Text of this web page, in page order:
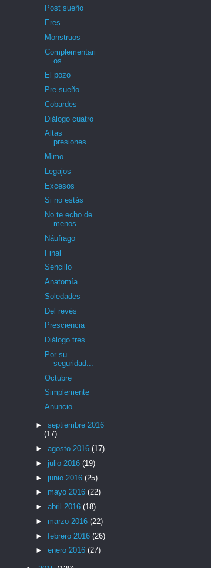
Post sueño
Eres
Monstruos
Complementari
os
El pozo
Pre sueño
Cobardes
Diálogo cuatro
Altas
presiones
Mimo
Legajos
Excesos
Si no estás
No te echo de
menos
Náufrago
Final
Sencillo
Anatomía
Soledades
Del revés
Presciencia
Diálogo tres
Por su
seguridad...
Octubre
Simplemente
Anuncio
► septiembre 2016
(17)
► agosto 2016 (17)
► julio 2016 (19)
► junio 2016 (25)
► mayo 2016 (22)
► abril 2016 (18)
► marzo 2016 (22)
► febrero 2016 (26)
► enero 2016 (27)